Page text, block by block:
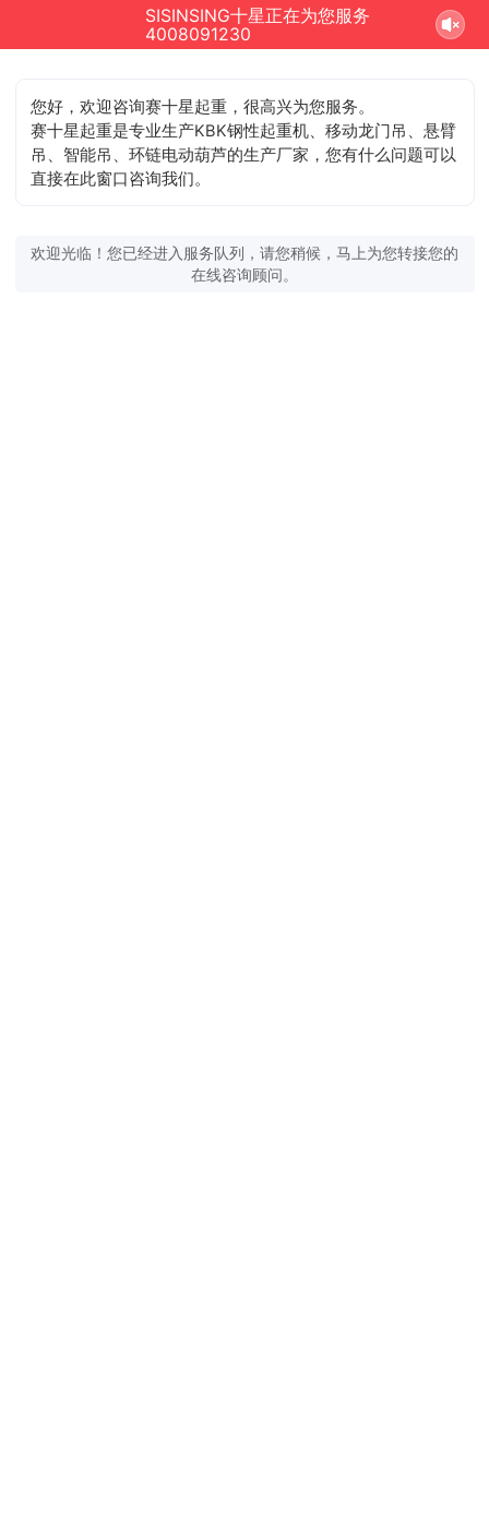
SISINSING十星正在为您服务
4008091230
您好，欢迎咨询赛十星起重，很高兴为您服务。
赛十星起重是专业生产KBK钢性起重机、移动龙门吊、悬臂
吊、智能吊、环链电动葫芦的生产厂家，您有什么问题可以
直接在此窗口咨询我们。
欢迎光临！您已经进入服务队列，请您稍候，马上为您转接您的
在线咨询顾问。